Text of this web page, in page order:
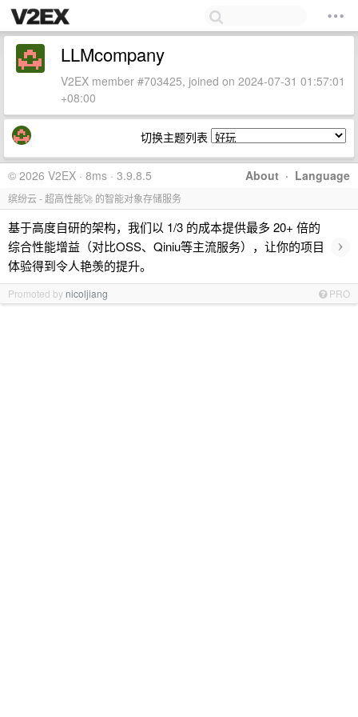
LLMcompany
V2EX member #703425, joined on 2024-07-31 01:57:01
+08:00
切换主题列表
About · Language
© 2026 V2EX · 8ms · 3.9.8.5
缤纷云 - 超高性能🚀 的智能对象存储服务
基于高度自研的架构，我们以 1/3 的成本提供最多 20+ 倍的
综合性能增益（对比OSS、Qiniu等主流服务），让你的项目
体验得到令人艳羡的提升。
›
Promoted by nicoljiang PRO